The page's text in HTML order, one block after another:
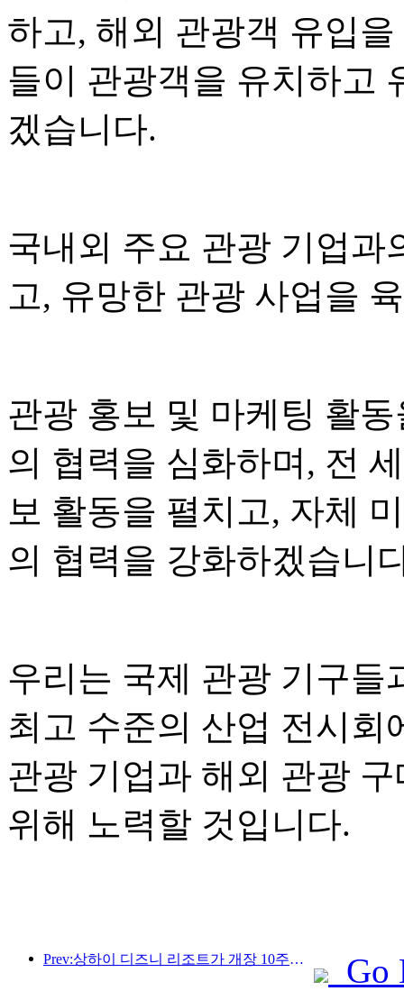
하고, 해외 관광객 유입
들이 관광객을 유치하고
겠습니다.
국내외 주요 관광 기업과
고, 유망한 관광 사업을
관광 홍보 및 마케팅 활
의 협력을 심화하며, 전
보 활동을 펼치고, 자체
의 협력을 강화하겠습니
우리는 국제 관광 기구들
최고 수준의 산업 전시회
관광 기업과 해외 관광
위해 노력할 것입니다.
Prev:상하이 디즈니 리조트가 개장 10주년을 맞이했으며, 현재까지 1억 명이 넘는 방문객을 맞이했습니다.
Go